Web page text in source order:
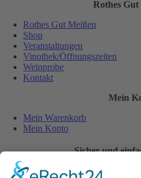
Rothes
Rothes Gut Meißen
Shop
Veranstaltungen
Vinothek/Öffnungszeiten
Weinprobe
Kontakt
Mein
Mein Warenkorb
Mein Konto
Sicher und